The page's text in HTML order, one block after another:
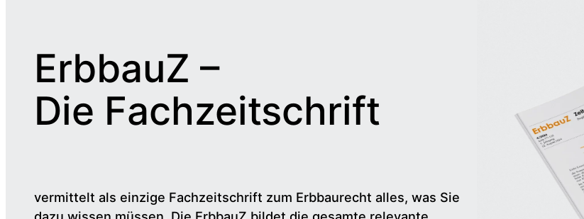
ErbbauZ –
Die Fachzeitschrift
vermittelt als einzige Fachzeitschrift zum Erbbaurecht alles, was Sie
dazu wissen müssen. Die ErbbauZ bildet die gesamte relevante